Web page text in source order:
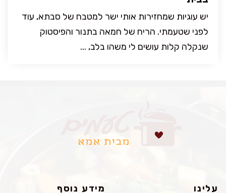
יש עוגיות שמחזירות אותי ישר למטבח של סבתא, עוד
לפני שטעמתי. הריח של חמאה בתנור והפיסטוק
שנקלה קלות עושים לי משהו בלב, ...
עלינו מידע נוסף